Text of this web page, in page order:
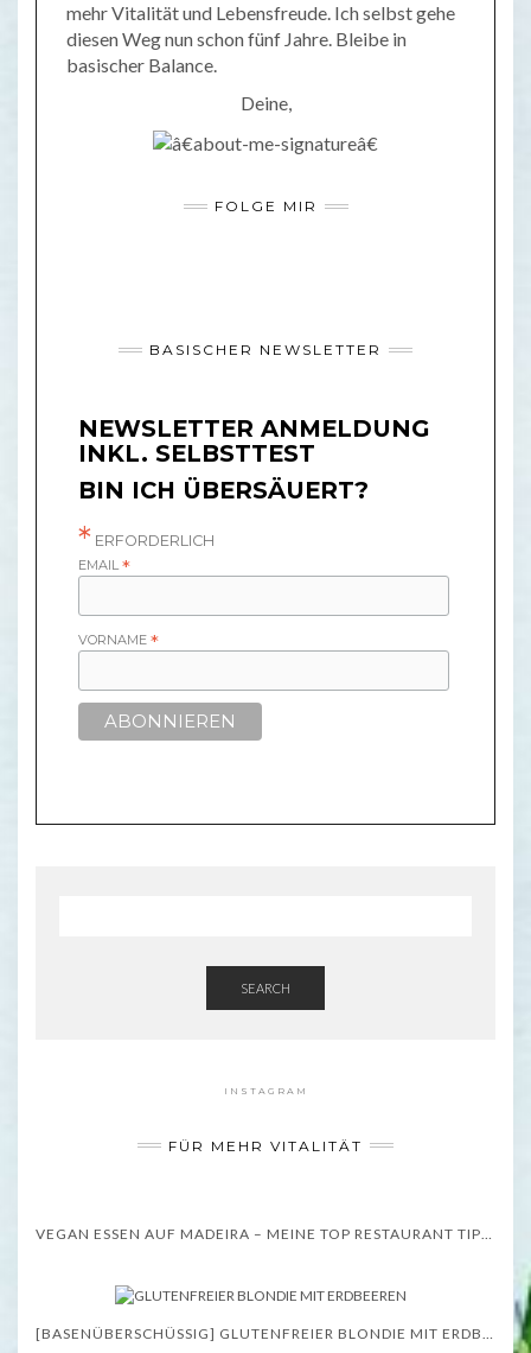
mehr Vitalität und Lebensfreude. Ich selbst gehe
diesen Weg nun schon fünf Jahre. Bleibe in
basischer Balance.
Deine,
FOLGE MIR
BASISCHER NEWSLETTER
NEWSLETTER ANMELDUNG
INKL. SELBSTTEST
BIN ICH ÜBERSÄUERT?
* ERFORDERLICH
EMAIL*
VORNAME*
SEARCH
INSTAGRAM
FÜR MEHR VITALITÄT